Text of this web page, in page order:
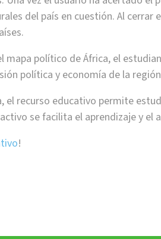
del país en cuestión. Al
mapa político de África, el
política y economía de la
el recurso educativo permite
se facilita el aprendizaje y
!